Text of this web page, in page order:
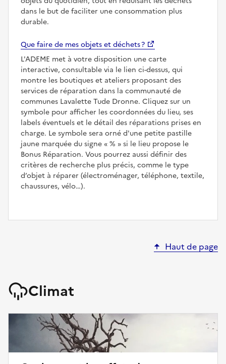
dans le but de faciliter une consommation plus
durable.
Que faire de mes objets et déchets ?
L'ADEME met à votre disposition une carte
interactive, consultable via le lien ci-dessus, qui
montre les boutiques et ateliers proposant des
services de réparation dans la communauté de
communes Lavalette Tude Dronne. Cliquez sur un
symbole pour afficher les coordonnées du lieu, ses
labels éventuels et le détail des réparations prises en
charge. Le symbole sera orné d'une petite pastille
jaune marquée du signe
%
si le lieu propose le
Bonus Réparation. Vous pourrez aussi définir des
critères de recherche plus précis, comme le type
d’objet à réparer (électroménager, téléphone, textile,
chaussures, vélo…).
Haut de page
Climat